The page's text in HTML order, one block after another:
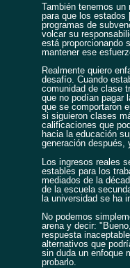
También tenemos un
para que los estados
programas de
volcar su
está proporcionando
mantener ese
Realmente quiero
desafío. Cuando
comunidad de clase
que no podían pagar
que se comportaron
si siguieron clases
calificaciones que
hacia la educación
generación después,
Los ingresos reales
estables para los
mediados de la
de la escuela
la universidad se ha
No podemos
arena y decir:
respuesta
alternativos que
sin duda un enfoque
probarlo.